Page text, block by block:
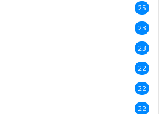
25
23
23
22
22
22